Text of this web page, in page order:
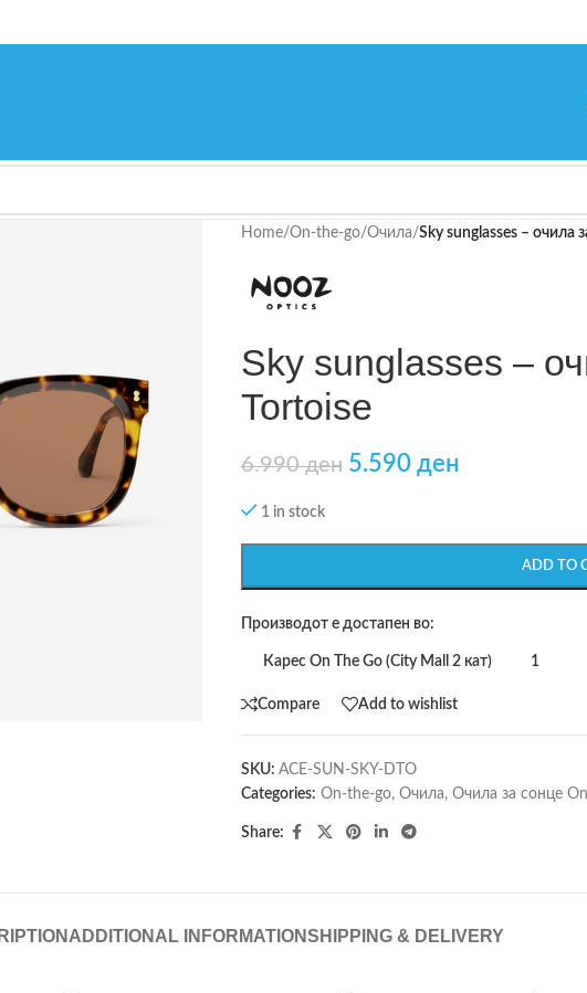
Home/On-the-go/Очила/Sky sunglasses – очила
Sky sunglasses –
Tortoise
6.990ден 5.590 ден
1 in stock
ADD TO
Производот е достапен во:
Карес On The Go (City Mall 2 кат) 1
Compare Add to wishlist
SKU: ACE-SUN-SKY-DTO
Categories: On-the-go, Очила, Очила за сонце
Share:
ADDITIONAL INFORMATIONSHIPPING & DELIVERY